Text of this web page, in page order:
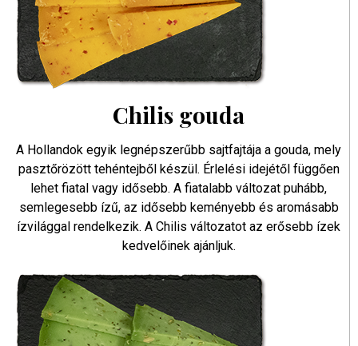
Chilis gouda
A Hollandok egyik legnépszerűbb sajtfajtája a gouda, mely
pasztőrözött tehéntejből készül. Érlelési idejétől függően
lehet fiatal vagy idősebb. A fiatalabb változat puhább,
semlegesebb ízű, az idősebb keményebb és aromásabb
ízvilággal rendelkezik. A Chilis változatot az erősebb ízek
kedvelőinek ajánljuk.